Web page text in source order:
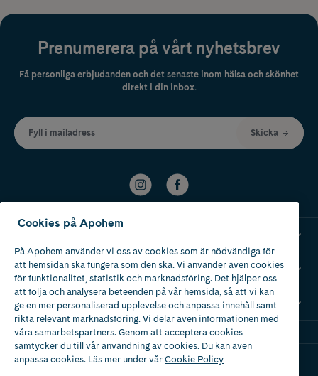
Prenumerera på vårt nyhetsbrev
Få personliga erbjudanden och det senaste inom hälsa och skönhet
direkt i din inbox.
Fyll i mailadress Skicka
Om Apohem
Mina recept
Ladda ner vår app
Cookies på Apohem
På Apohem använder vi oss av cookies som är nödvändiga för
att hemsidan ska fungera som den ska. Vi använder även cookies
för funktionalitet, statistik och marknadsföring. Det hjälper oss
att följa och analysera beteenden på vår hemsida, så att vi kan
ge en mer personaliserad upplevelse och anpassa innehåll samt
rikta relevant marknadsföring. Vi delar även informationen med
våra samarbetspartners. Genom att acceptera cookies
samtycker du till vår användning av cookies. Du kan även
anpassa cookies. Läs mer under vårCookie Policy